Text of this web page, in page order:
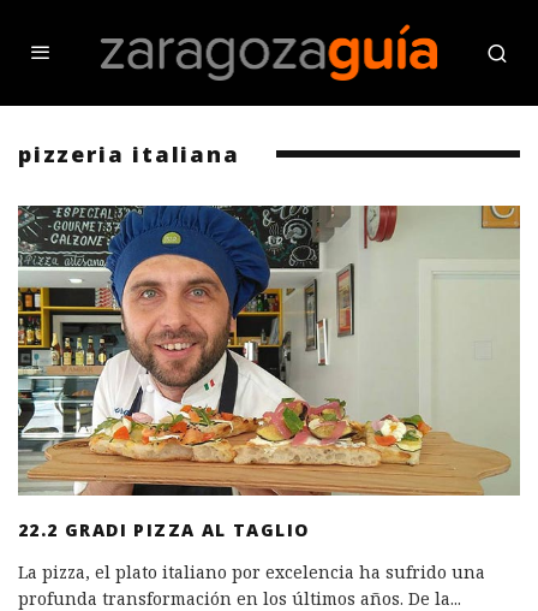
pizzeria italiana
22.2 GRADI PIZZA AL TAGLIO
La pizza, el plato italiano por excelencia ha sufrido una
profunda transformación en los últimos años. De la...